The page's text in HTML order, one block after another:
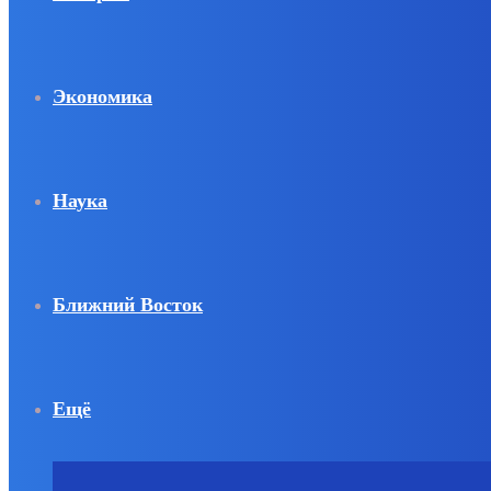
Экономика
Наука
Ближний Восток
Ещё